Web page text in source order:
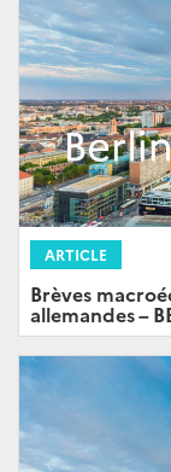
ARTICLE
Brèves
allemandes –